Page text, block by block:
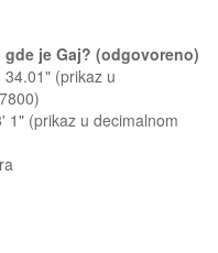
je Gaj? (odgovoreno)
34.01" (prikaz u
1" (prikaz u decimalnom